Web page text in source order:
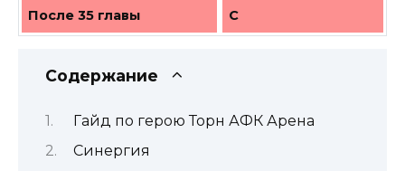
После 35 главы C
Содержание
Гайд по герою Торн АФК Арена
Синергия